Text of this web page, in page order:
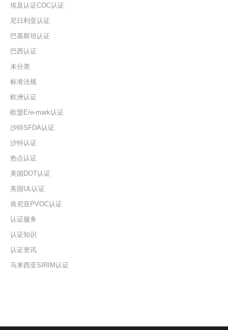
埃及认证COC认证
尼日利亚认证
巴基斯坦认证
巴西认证
未分类
标准法规
欧洲认证
欧盟E/e-mark认证
沙特SFDA认证
沙特认证
热点认证
美国DOT认证
美国UL认证
肯尼亚PVOC认证
认证服务
认证知识
认证资讯
马来西亚SIRIM认证